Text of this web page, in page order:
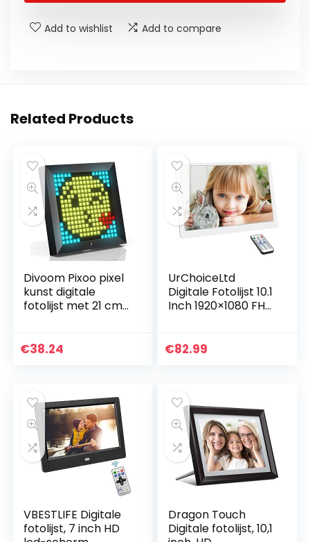
Add to wishlist Add to compare
Related Products
Divoom Pixoo pixel
kunst digitale
fotolijst met 21 cm
bureau/muur led
€38.24
UrChoiceLtd
Digitale Fotolijst 10.1
Inch 1920×1080 FHD
Resolutie Display
€82.99
VBESTLIFE Digitale
fotolijst, 7 inch HD
Dragon Touch
Digitale fotolijst, 10,1